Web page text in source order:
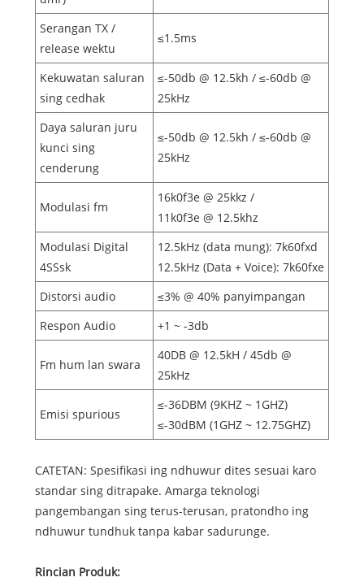
Serangan TX /
release wektu
≤1.5ms
Kekuwatan saluran
sing cedhak
≤-50db @ 12.5kh / ≤-60db @
25kHz
Daya saluran juru
kunci sing
cenderung
≤-50db @ 12.5kh / ≤-60db @
25kHz
Modulasi fm
16k0f3e @ 25kkz /
11k0f3e @ 12.5khz
Modulasi Digital
4SSsk
12.5kHz (data mung): 7k60fxd
12.5kHz (Data + Voice): 7k60fxe
Distorsi audio
≤3% @ 40% panyimpangan
Respon Audio
+1 ~ -3db
Fm hum lan swara
40DB @ 12.5kH / 45db @
25kHz
Emisi spurious
≤-36DBM (9KHZ ~ 1GHZ)
≤-30dBM (1GHZ ~ 12.75GHZ)
CATETAN: Spesifikasi ing ndhuwur dites sesuai karo
standar sing ditrapake. Amarga teknologi
pangembangan sing terus-terusan, pratondho ing
ndhuwur tundhuk tanpa kabar sadurunge.
Rincian Produk: